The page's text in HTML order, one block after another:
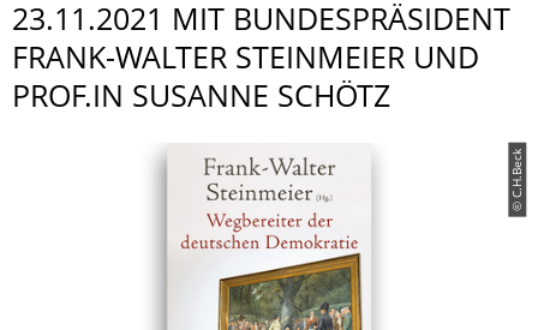
23.11.2021 MIT BUNDESPRÄSIDENT
FRANK-WALTER STEINMEIER UND
PROF.IN SUSANNE SCHÖTZ
© C.H.Beck